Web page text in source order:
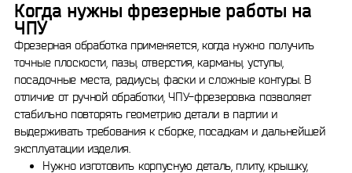
Когда нужны фрезерные работы на
ЧПУ
Фрезерная обработка применяется, когда нужно получить
точные плоскости, пазы, отверстия, карманы, уступы,
посадочные места, радиусы, фаски и сложные контуры. В
отличие от ручной обработки, ЧПУ-фрезеровка позволяет
стабильно повторять геометрию детали в партии и
выдерживать требования к сборке, посадкам и дальнейшей
эксплуатации изделия.
Нужно изготовить корпусную деталь, плиту, крышку,